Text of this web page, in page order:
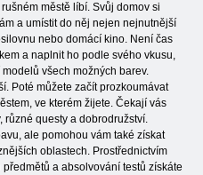
městě líbí. Svůj domov si
a umístit do něj nejen nejnutnější
nebo domácí kino. Není čas
a naplnit ho podle svého vkusu,
všech možných barev.
Poté můžete začít prozkoumávat
ve kterém žijete. Čekají vás
různé questy a dobrodružství.
ale pomohou vám také získat
oblastech. Prostřednictvím
a absolvování testů získáte